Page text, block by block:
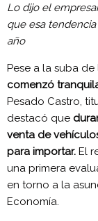
Lo dijo el
que esa
año
Pese a la suba de
comenzó
Pesado Castro,
destacó que
venta de
para importar. El
una primera
en torno a la
Economía.